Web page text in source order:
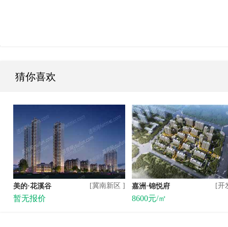
猜你喜欢
美的·花溪谷 [冀南新区 ]
暂无报价
嘉洲·锦悦府 [开
8600元/㎡